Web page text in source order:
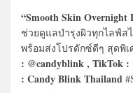
“Smooth Skin
ช่วยดูแลบำรุงผิวทุกไลฟ์ส
พร้อมส่งโปรดักซ์ดีๆ สุดพิ
: @candyblink , TikTok
: Candy Blink Thailand